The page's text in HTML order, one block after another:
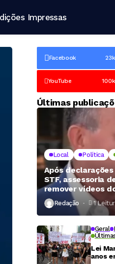
Impressas
Facebook 23k
YouTube 100k
Últimas
Local Política
Após
STF, assessoria
remover vídeos
Redação 1
Geral
Lei
anos